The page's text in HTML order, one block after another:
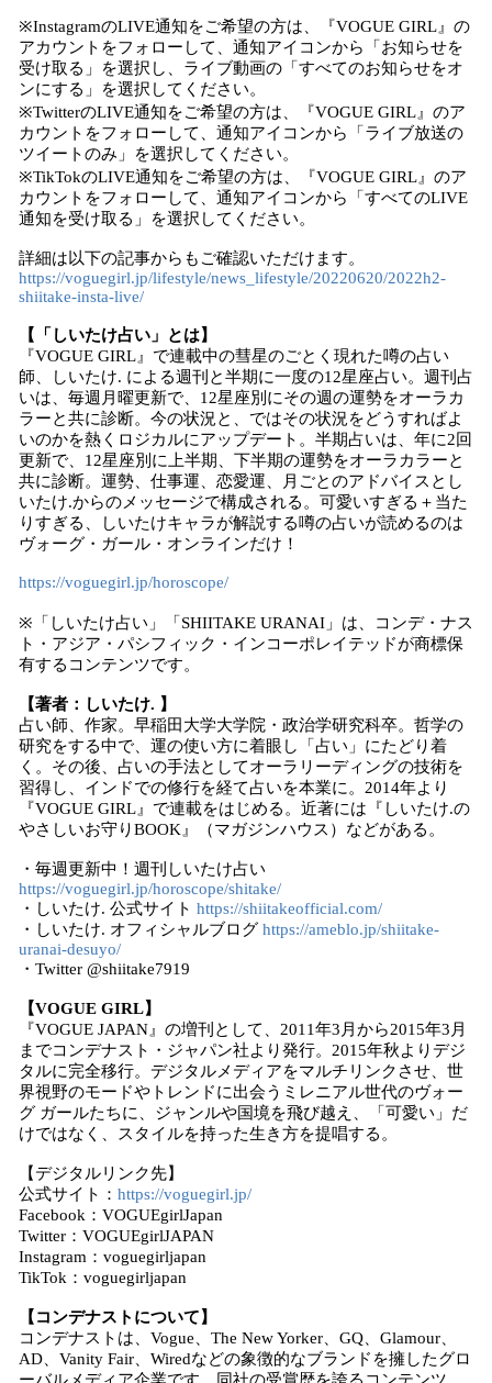
※InstagramのLIVE通知をご希望の方は、『VOGUE GIRL』の
アカウントをフォローして、通知アイコンから「お知らせを
受け取る」を選択し、ライブ動画の「すべてのお知らせをオ
ンにする」を選択してください。
※TwitterのLIVE通知をご希望の方は、『VOGUE GIRL』のア
カウントをフォローして、通知アイコンから「ライブ放送の
ツイートのみ」を選択してください。
※TikTokのLIVE通知をご希望の方は、『VOGUE GIRL』のア
カウントをフォローして、通知アイコンから「すべてのLIVE
通知を受け取る」を選択してください。
詳細は以下の記事からもご確認いただけます。
https://voguegirl.jp/lifestyle/news_lifestyle/20220620/2022h2-
shiitake-insta-live/
【「しいたけ占い」とは】
『VOGUE GIRL』で連載中の彗星のごとく現れた噂の占い
師、しいたけ. による週刊と半期に一度の12星座占い。週刊占
いは、毎週月曜更新で、12星座別にその週の運勢をオーラカ
ラーと共に診断。今の状況と、ではその状況をどうすればよ
いのかを熱くロジカルにアップデート。半期占いは、年に2回
更新で、12星座別に上半期、下半期の運勢をオーラカラーと
共に診断。運勢、仕事運、恋愛運、月ごとのアドバイスとし
いたけ.からのメッセージで構成される。可愛いすぎる＋当た
りすぎる、しいたけキャラが解説する噂の占いが読めるのは
ヴォーグ・ガール・オンラインだけ！
https://voguegirl.jp/horoscope/
※「しいたけ占い」「SHIITAKE URANAI」は、コンデ・ナス
ト・アジア・パシフィック・インコーポレイテッドが商標保
有するコンテンツです。
【著者：しいたけ. 】
占い師、作家。早稲田大学大学院・政治学研究科卒。哲学の
研究をする中で、運の使い方に着眼し「占い」にたどり着
く。その後、占いの手法としてオーラリーディングの技術を
習得し、インドでの修行を経て占いを本業に。2014年より
『VOGUE GIRL』で連載をはじめる。近著には『しいたけ.の
やさしいお守りBOOK』（マガジンハウス）などがある。
・毎週更新中！週刊しいたけ占い
https://voguegirl.jp/horoscope/shitake/
・しいたけ. 公式サイト https://shiitakeofficial.com/
・しいたけ. オフィシャルブログ https://ameblo.jp/shiitake-
uranai-desuyo/
・Twitter @shiitake7919
【VOGUE GIRL】
『VOGUE JAPAN』の増刊として、2011年3月から2015年3月
までコンデナスト・ジャパン社より発行。2015年秋よりデジ
タルに完全移行。デジタルメディアをマルチリンクさせ、世
界視野のモードやトレンドに出会うミレニアル世代のヴォー
グ ガールたちに、ジャンルや国境を飛び越え、「可愛い」だ
けではなく、スタイルを持った生き方を提唱する。
【デジタルリンク先】
公式サイト： https://voguegirl.jp/
Facebook：VOGUEgirlJapan
Twitter：VOGUEgirlJAPAN
Instagram：voguegirljapan
TikTok：voguegirljapan
【コンデナストについて】
コンデナストは、Vogue、The New Yorker、GQ、Glamour、
AD、Vanity Fair、Wiredなどの象徴的なブランドを擁したグロ